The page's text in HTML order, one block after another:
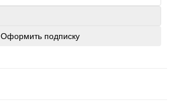
Оформить подписку